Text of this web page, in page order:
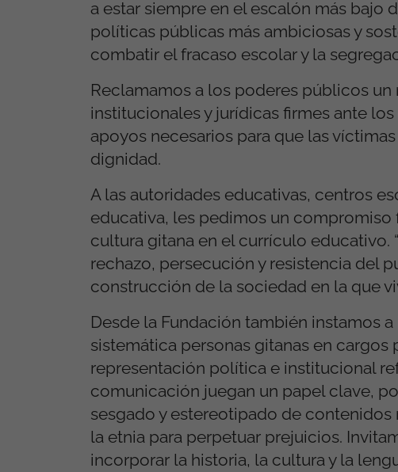
a estar siempre en el escalón más bajo
políticas públicas más ambiciosas y
combatir el fracaso escolar y la
Reclamamos a los poderes públicos
institucionales y jurídicas firmes ante
apoyos necesarios para que las
dignidad.
A las autoridades educativas, centros
educativa, les pedimos un
cultura gitana en el currículo
rechazo, persecución y resistencia del
construcción de la sociedad en la que
Desde la Fundación también instamos
sistemática personas gitanas en
representación política e institucional
comunicación juegan un papel clave,
sesgado y estereotipado de
la etnia para perpetuar prejuicios.
incorporar la historia, la cultura y la